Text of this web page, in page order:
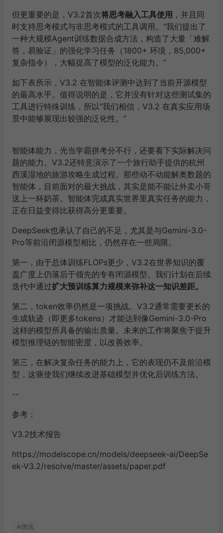
但更重要的是，V3.2首次将思考融入工具使用 ，并且同
时支持思考模式与非思考模式的工具调用。“我们提出了
一种大规模Agent训练数据合成方法，构造了大量「难解
答，易验证」的强化学习任务（1800+ 环境，85,000+
复杂指令），大幅提高了模型的泛化能力。”
如下表所示，V3.2 在智能体评测中达到了当前开源模型
的最高水平。值得说明的是，它并没有针对这些测试集的
工具进行特殊训练，所以“我们相信，V3.2 在真实应用场
景中能够展现出较强的泛化性。”
智能体能力，光当学霸拼考分不行，还要看下实际解决问
题的能力。V3.2还特意演示了一个旅行助手提供的杭州
西溪湿地的旅游攻略生成过程。那些动不动能解奥数题的
智能体，目前面对的最大挑战，其实是能不能让外卖小哥
送上一杯奶茶。智能体完成真实世界里真实任务的能力，
正在日益变得比获得高分更重要。
DeepSeek也承认了自己的不足，尤其是与Gemini-3.0-
Pro等前沿闭源模型相比，仍然存在一些局限。
第一，由于总体训练FLOPs更少，V3.2在世界知识的覆
盖广度上仍落后于领先的专有闭源模型。我们计划在后续
迭代中通过扩大预训练算力规模来弥补这一知识差距。
第二，token效率仍然是一项挑战。V3.2通常需要更长的
生成轨迹（即更多tokens）才能达到像Gemini-3.0-Pro
这样的模型所具备的输出质量。未来的工作将聚焦于提升
模型推理链的智能密度，以改善效率。
第三，在解决复杂任务的能力上，它的表现仍不及前沿模
型，这驱使我们继续改进基础模型并优化后训练方法。
--
参考 ：
V3.2技术报告
https://modelscope.cn/models/deepseek-ai/DeepSe
ek-V3.2/resolve/master/assets/paper.pdf
AI资讯